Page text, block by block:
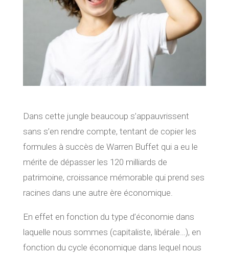
Dans cette jungle beaucoup s’appauvrissent
sans s’en rendre compte, tentant de copier les
formules à succès de Warren Buffet qui a eu le
mérite de dépasser les 120 milliards de
patrimoine, croissance mémorable qui prend ses
racines dans une autre ère économique.
En effet en fonction du type d’économie dans
laquelle nous sommes (capitaliste, libérale…), en
fonction du cycle économique dans lequel nous